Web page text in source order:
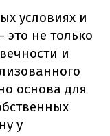
условиях и
это не только
и
основа для
у